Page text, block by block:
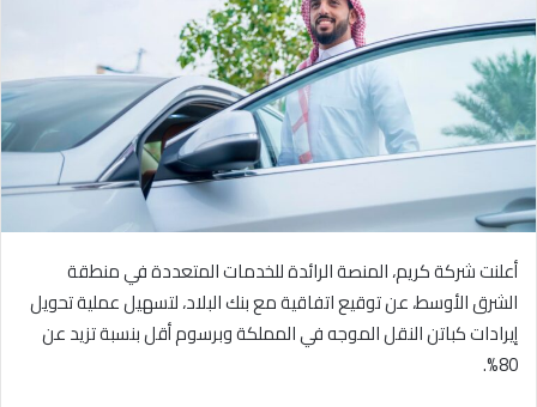
د
ل
ك
ر
و
ن
أعلنت شركة كريم، المنصة الرائدة للخدمات المتعددة في منطقة
الشرق الأوسط، عن توقيع اتفاقية مع بنك البلاد، لتسهيل عملية تحويل
إيرادات كباتن النقل الموجه في المملكة وبرسوم أقل بنسبة تزيد عن
80%.